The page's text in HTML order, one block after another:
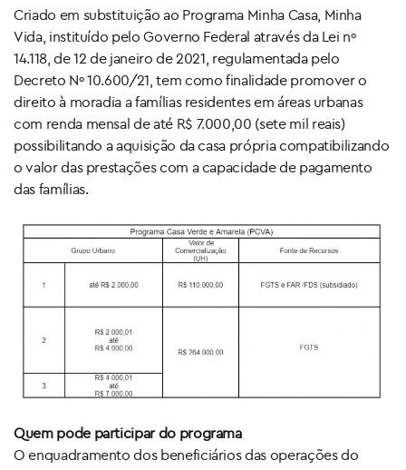
Criado em substituição ao Programa Minha Casa, Minha
Vida, instituído pelo Governo Federal através da Lei nº
14.118, de 12 de janeiro de 2021, regulamentada pelo
Decreto Nº 10.600/21, tem como finalidade promover o
direito à moradia a famílias residentes em áreas urbanas
com renda mensal de até R$ 7.000,00 (sete mil reais)
possibilitando a aquisição da casa própria compatibilizando
o valor das prestações com a capacidade de pagamento
das famílias.
Quem pode participar do programa
O enquadramento dos beneficiários das operações do